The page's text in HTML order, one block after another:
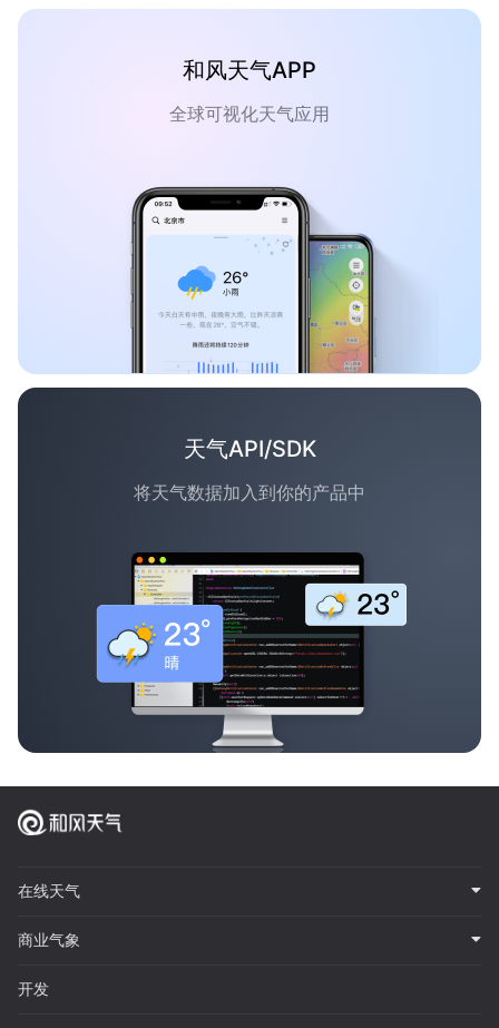
和风天气APP
全球可视化天气应用
天气API/SDK
将天气数据加入到你的产品中
在线天气
商业气象
开发